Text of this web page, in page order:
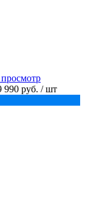
990 руб. / шт